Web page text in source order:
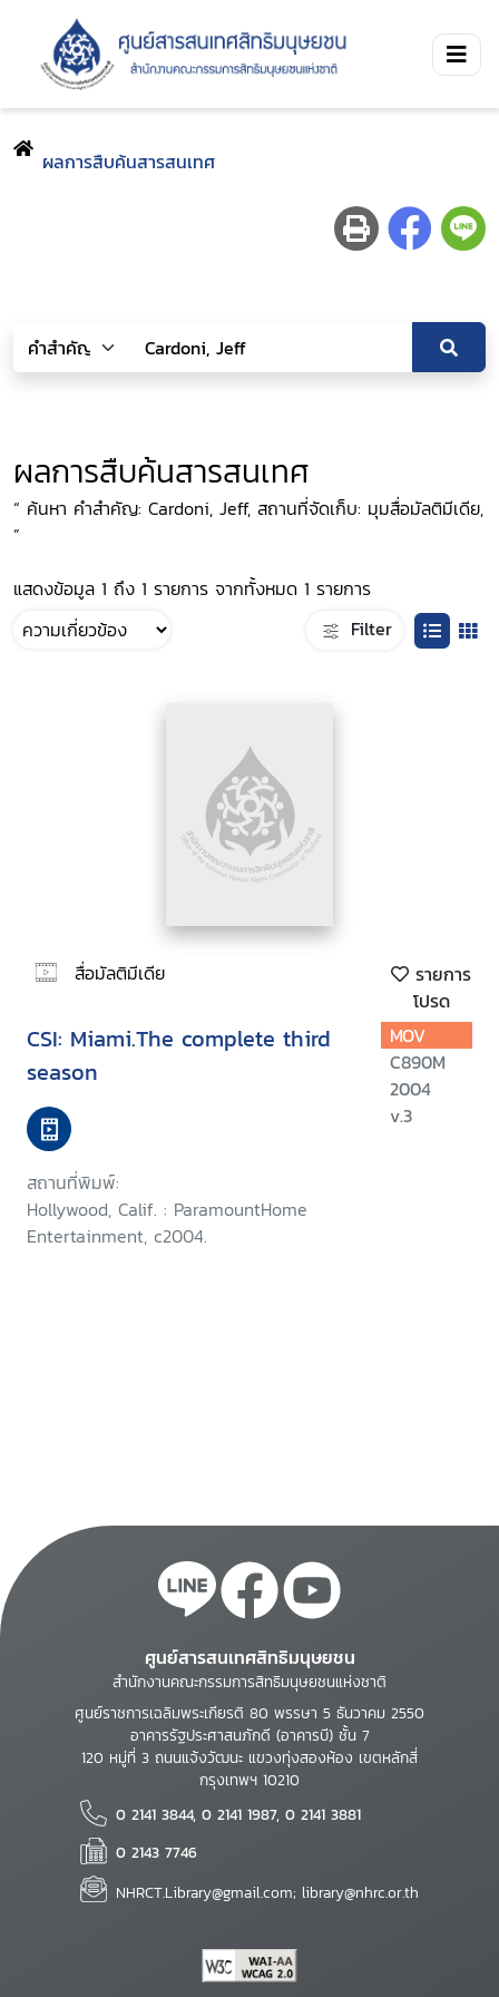
ผลการสืบค้นสารสนเทศ
ผลการสืบค้นสารสนเทศ
“ ค้นหา คำสำคัญ: Cardoni, Jeff, สถานที่จัดเก็บ: มุมสื่อมัลติมีเดีย,
”
แสดงข้อมูล 1 ถึง 1 รายการ จากทั้งหมด 1 รายการ
Filter
สื่อมัลติมีเดีย
รายการ
โปรด
CSI: Miami.The complete third
season
สถานที่พิมพ์:
Hollywood, Calif. : ParamountHome
Entertainment, c2004.
MOV
C890M
2004
v.3
ศูนย์สารสนเทศสิทธิมนุษยชน
สำนักงานคณะกรรมการสิทธิมนุษยชนแห่งชาติ
ศูนย์ราชการเฉลิมพระเกียรติ 80 พรรษา 5 ธันวาคม 2550
อาคารรัฐประศาสนภักดี (อาคารบี) ชั้น 7
120 หมู่ที่ 3 ถนนแจ้งวัฒนะ แขวงทุ่งสองห้อง เขตหลักสี่
กรุงเทพฯ 10210
0 2141 3844, 0 2141 1987, 0 2141 3881
0 2143 7746
NHRCT.Library@gmail.com; library@nhrc.or.th